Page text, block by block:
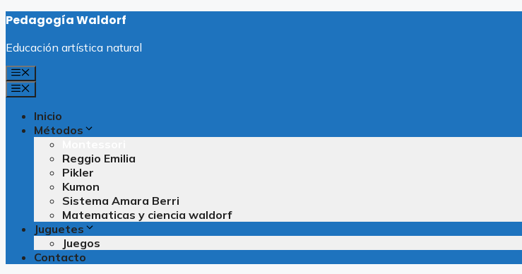
Saltar
contenido
Pedagogía Waldorf
Educación artística natural
Menú
Menú
Inicio
Métodos
Reggio Emilia
Pikler
Kumon
Sistema Amara Berri
Matematicas y ciencia waldorf
Juguetes
Juegos
Contacto